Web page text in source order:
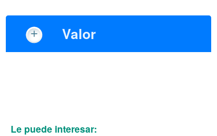
Valor
Le puede interesar: